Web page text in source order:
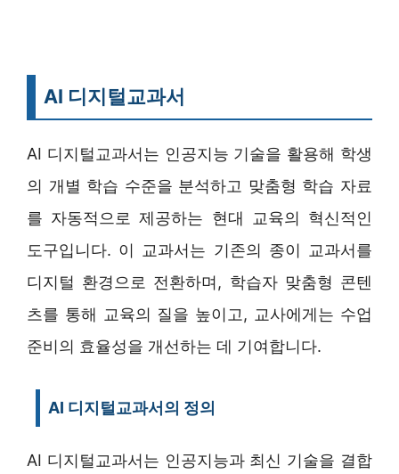
AI 디지털교과서
AI 디지털교과서는 인공지능 기술을 활용해 학생
의 개별 학습 수준을 분석하고 맞춤형 학습 자료
를 자동적으로 제공하는 현대 교육의 혁신적인
도구입니다. 이 교과서는 기존의 종이 교과서를
디지털 환경으로 전환하며, 학습자 맞춤형 콘텐
츠를 통해 교육의 질을 높이고, 교사에게는 수업
준비의 효율성을 개선하는 데 기여합니다.
AI 디지털교과서의 정의
AI 디지털교과서는 인공지능과 최신 기술을 결합